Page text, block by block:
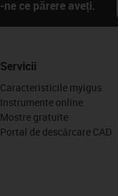
ce părere aveți.
Servicii
Caracteristicile myigus
Instrumente online
Mostre gratuite
Portal de descărcare CAD